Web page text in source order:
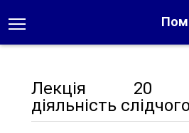
Лекція 20
діяльність